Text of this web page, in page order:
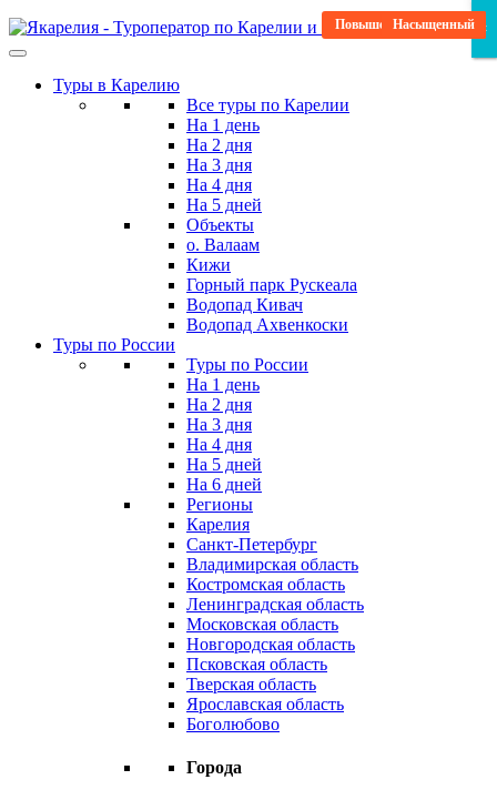
Skip
to
contentТуры в Карелию
Все туры по Карелии
На 1 день
На 2 дня
На 3 дня
На 4 дня
На 5 дней
Объекты
о. Валаам
Кижи
Горный парк Рускеала
Водопад Кивач
Водопад Ахвенкоски
Туры по России
Туры по России
На 1 день
На 2 дня
На 3 дня
На 4 дня
На 5 дней
На 6 дней
Регионы
Карелия
Санкт-Петербург
Владимирская область
Костромская область
Ленинградская область
Московская область
Новгородская область
Псковская область
Тверская область
Ярославская область
Боголюбово
Города
Активные развлечения
Гастро-тур
Насыщенный
Для детей
Гастро-тур
Исторический
Повышенный комфорт
Насыщенный ×××